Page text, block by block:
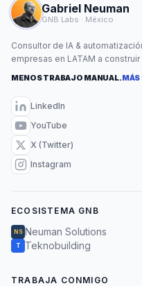
Gabriel Neuman
GNB Labs · México
Consultor de IA &
empresas en LATAM a
MENOS TRABAJO MANUAL.
LinkedIn
YouTube
X (Twitter)
Instagram
ECOSISTEMA GNB
NS Neuman Solutions
T Teknobuilding
TRABAJA CONMIGO